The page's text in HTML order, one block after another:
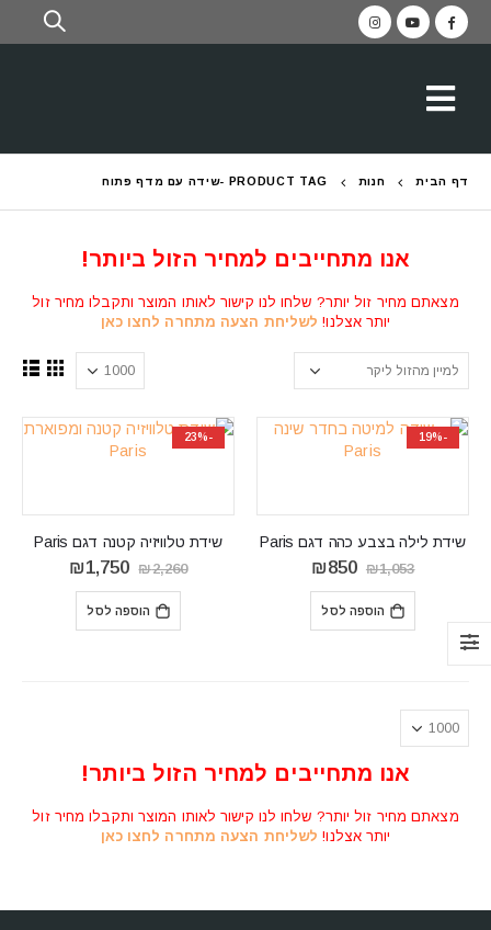
דף הבית חנות PRODUCT TAG - שידה עם מדף פתוח
אנו מתחייבים למחיר הזול ביותר!
מצאתם מחיר זול יותר? שלחו לנו קישור לאותו המוצר ותקבלו מחיר זול
יותר אצלנו! לשליחת הצעה מתחרה לחצו כאן
-19%
שידת לילה בצבע כהה דגם Paris
₪1,053
המחיר
היה:
₪1,053.
₪850
הוספה לסל
-23%
שידת טלוויזיה קטנה דגם Paris
₪2,260
המחיר
המקורי
היה:
₪2,260.
₪1,750
הוספה לסל
אנו מתחייבים למחיר הזול ביותר!
מצאתם מחיר זול יותר? שלחו לנו קישור לאותו המוצר ותקבלו מחיר זול
יותר אצלנו! לשליחת הצעה מתחרה לחצו כאן